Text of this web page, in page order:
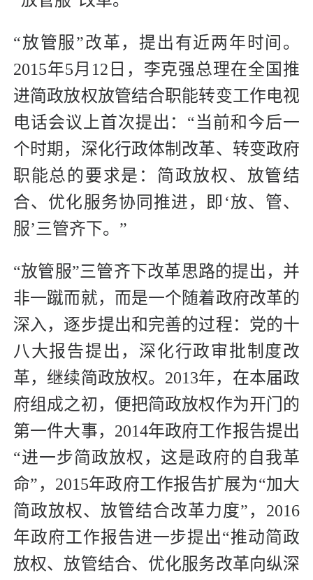
“放管服”改革，提出有近两年时间。
2015年5月12日，李克强总理在全国推
进简政放权放管结合职能转变工作电视
电话会议上首次提出：“当前和今后一
个时期，深化行政体制改革、转变政府
职能总的要求是：简政放权、放管结
合、优化服务协同推进，即‘放、管、
服’三管齐下。”
“放管服”三管齐下改革思路的提出，并
非一蹴而就，而是一个随着政府改革的
深入，逐步提出和完善的过程：党的十
八大报告提出，深化行政审批制度改
革，继续简政放权。2013年，在本届政
府组成之初，便把简政放权作为开门的
第一件大事，2014年政府工作报告提出
“进一步简政放权，这是政府的自我革
命”，2015年政府工作报告扩展为“加大
简政放权、放管结合改革力度”，2016
年政府工作报告进一步提出“推动简政
放权、放管结合、优化服务改革向纵深